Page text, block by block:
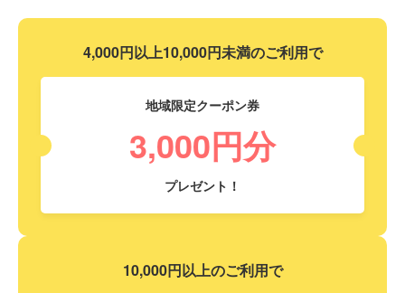
4,000円以上10,000円未満のご利用で
地域限定クーポン券
3,000円分
プレゼント！
10,000円以上のご利用で